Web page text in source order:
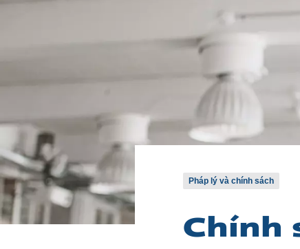
Pháp lý và chính sách
Chính